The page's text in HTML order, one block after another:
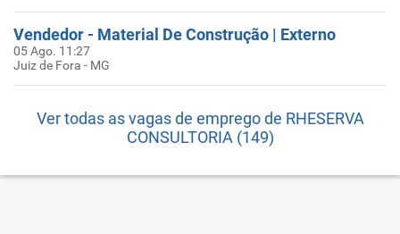
Vendedor - Material De Construção | Externo
05 Ago. 11:27
Juiz de Fora - MG
Ver todas as vagas de emprego de RHESERVA
CONSULTORIA (149)